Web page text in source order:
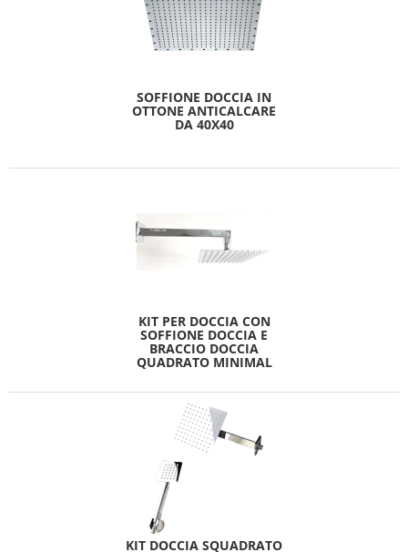
SOFFIONE DOCCIA IN
OTTONE ANTICALCARE
DA 40X40
KIT PER DOCCIA CON
SOFFIONE DOCCIA E
BRACCIO DOCCIA
QUADRATO MINIMAL
KIT DOCCIA SQUADRATO